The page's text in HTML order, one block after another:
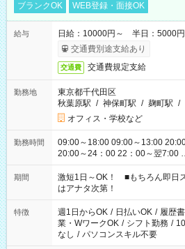
ブランクOK
WEB登録・面接OK
給与
日給：10000円～ 半日：5000
交通費別途支給あり
交通費 交通費規定支給
勤務地
東京都千代田区
秋葉原駅 / 神保町駅 / 麹町駅 /
オフィス・学校など
勤務時間
09:00～18:00 09:00～13:00
20:00～24：00 22：00～翌7:00 …な
シフトもございます！ お気軽に
期間
激短1日～OK！ ■もちろん即日
はアナタ次第！
特徴 週1日からOK / 日払いOK / 履歴
業・WワークOK / シフト勤務 /
なし / パソコンスキル不要